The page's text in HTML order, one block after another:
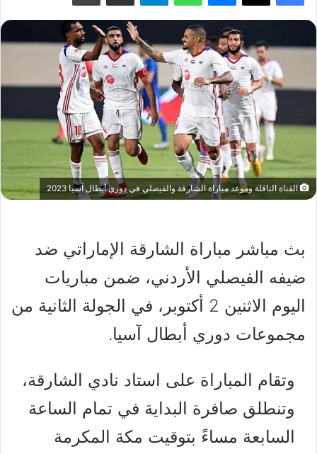
القناة الناقلة وموعد مباراة الشارقة والفيصلي في دوري أبطال آسيا 2023
بث مباشر مباراة الشارقة الإماراتي ضد
ضيفه الفيصلي الأردني، ضمن مباريات
اليوم الاثنين 2 أكتوبر، في الجولة الثانية من
مجموعات دوري أبطال آسيا.
وتقام المباراة على استاد نادي الشارقة،
وتنطلق صافرة البداية في تمام الساعة
السابعة مساءً بتوقيت مكة المكرمة